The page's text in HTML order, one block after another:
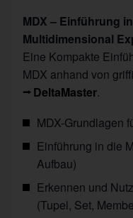
MDX – Einführung
Multidimensional
Eine Kompakte
MDX anhand von
DeltaMaster.
MDX-Grundlagen
Einführung in die
Aufbau)
Erkennen und
(Tupel, Set,